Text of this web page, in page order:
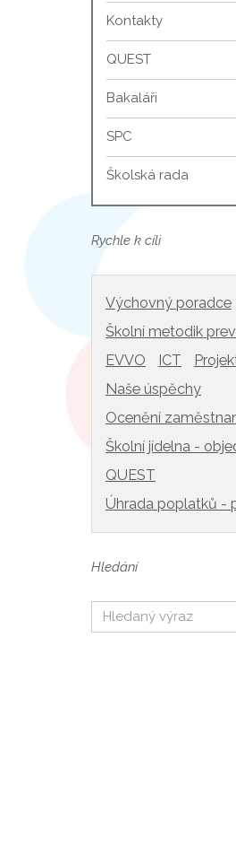
Kontakty
QUEST
Bakaláři
SPC
Školská rada
Rychle k cíli
Výchovný poradce
Školní metodik
EVVO
ICT
Naše úspěchy
Ocenění
Školní jídelna -
QUEST
Úhrada poplatků -
Hledání